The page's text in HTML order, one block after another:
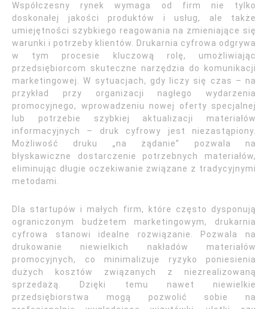
Współczesny rynek wymaga od firm nie tylko
doskonałej jakości produktów i usług, ale także
umiejętności szybkiego reagowania na zmieniające się
warunki i potrzeby klientów. Drukarnia cyfrowa odgrywa
w tym procesie kluczową rolę, umożliwiając
przedsiębiorcom skuteczne narzędzia do komunikacji
marketingowej. W sytuacjach, gdy liczy się czas – na
przykład przy organizacji nagłego wydarzenia
promocyjnego, wprowadzeniu nowej oferty specjalnej
lub potrzebie szybkiej aktualizacji materiałów
informacyjnych – druk cyfrowy jest niezastąpiony.
Możliwość druku „na żądanie” pozwala na
błyskawiczne dostarczenie potrzebnych materiałów,
eliminując długie oczekiwanie związane z tradycyjnymi
metodami.
Dla startupów i małych firm, które często dysponują
ograniczonym budżetem marketingowym, drukarnia
cyfrowa stanowi idealne rozwiązanie. Pozwala na
drukowanie niewielkich nakładów materiałów
promocyjnych, co minimalizuje ryzyko poniesienia
dużych kosztów związanych z niezrealizowaną
sprzedażą. Dzięki temu nawet niewielkie
przedsiębiorstwa mogą pozwolić sobie na